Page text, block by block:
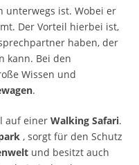
unterwegs ist. Wobei er
Der Vorteil hierbei ist,
haben, der
kann. Bei den
Wissen und
.
auf einer Walking Safari.
, sorgt für den Schutz
und besitzt auch